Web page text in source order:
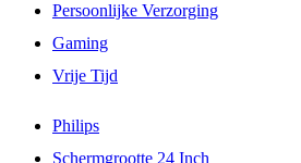
Persoonlijke Verzorging
Gaming
Vrije Tijd
Philips
Schermgrootte 24 Inch